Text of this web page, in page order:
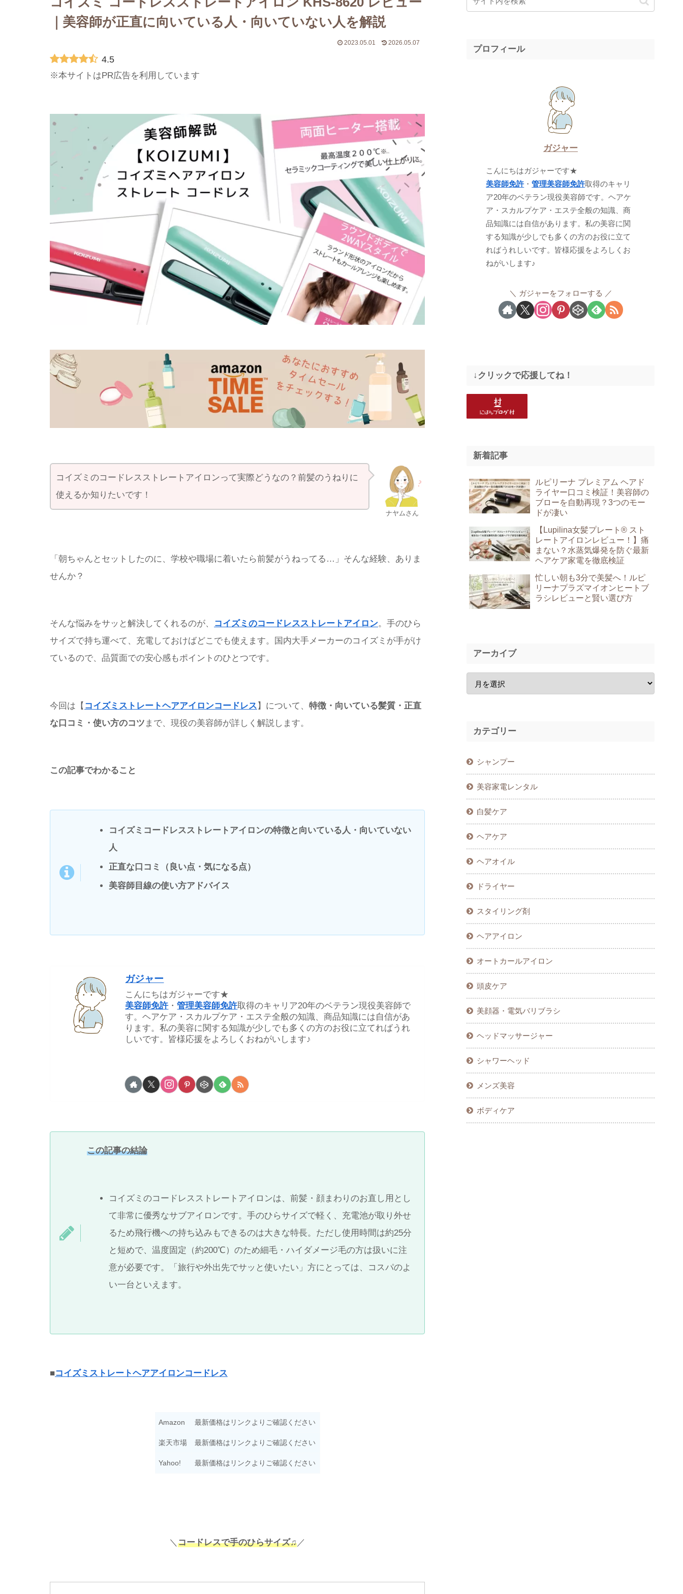
｜美容師が正直に向いている人・向いていない人を解説
2023.05.01 2026.05.07
4.5
※本サイトはPR広告を利用しています
ナヤムさん
コイズミのコードレスストレートアイロンって実際どうなの？前髪のうねりに
使えるか知りたいです！
「朝ちゃんとセットしたのに、学校や職場に着いたら前髪がうねってる…」そんな経験、ありま
せんか？
そんな悩みをサッと解決してくれるのが、 コイズミのコードレスストレートアイロン。手のひら
サイズで持ち運べて、充電しておけばどこでも使えます。国内大手メーカーのコイズミが手がけ
ているので、品質面での安心感もポイントのひとつです。
今回は【 コイズミストレートヘアアイロンコードレス 】について、 特徴・向いている髪質・正直
な口コミ・使い方のコツ まで、現役の美容師が詳しく解説します。
この記事でわかること
コイズミコードレスストレートアイロンの特徴と向いている人・向いていない
人
正直な口コミ（良い点・気になる点）
美容師目線の使い方アドバイス
ガジャー
こんにちはガジャーです★
美容師免許・管理美容師免許取得のキャリア20年のベテラン現役美容師で
す。ヘアケア・スカルプケア・エステ全般の知識、商品知識には自信があ
ります。私の美容に関する知識が少しでも多くの方のお役に立てればうれ
しいです。皆様応援をよろしくおねがいします♪
この記事の結論
コイズミのコードレスストレートアイロンは、前髪・顔まわりのお直し用とし
て非常に優秀なサブアイロンです。手のひらサイズで軽く、充電池が取り外せ
るため飛行機への持ち込みもできるのは大きな特長。ただし使用時間は約25分
と短めで、温度固定（約200℃）のため細毛・ハイダメージ毛の方は扱いに注
意が必要です。「旅行や外出先でサッと使いたい」方にとっては、コスパのよ
い一台といえます。
■コイズミストレートヘアアイロンコードレス
Amazon 最新価格はリンクよりご確認ください
楽天市場 最新価格はリンクよりご確認ください
Yahoo! 最新価格はリンクよりご確認ください
＼ コードレスで手のひらサイズ♫／
プロフィール
ガジャー
こんにちはガジャーです★
美容師免許・管理美容師免許取得のキャリ
ア20年のベテラン現役美容師です。ヘアケ
ア・スカルプケア・エステ全般の知識、商
品知識には自信があります。私の美容に関
する知識が少しでも多くの方のお役に立て
ればうれしいです。皆様応援をよろしくお
ねがいします♪
ガジャーをフォローする
↓クリックで応援してね！
新着記事
ルピリーナ プレミアム ヘアド
ライヤー口コミ検証！美容師の
ブローを自動再現？3つのモー
ドが凄い
【Lupilina女髪プレート® スト
レートアイロンレビュー！】痛
まない？水蒸気爆発を防ぐ最新
ヘアケア家電を徹底検証
忙しい朝も3分で美髪へ！ルピ
リーナプラズマイオンヒートブ
ラシレビューと賢い選び方
アーカイブ
カテゴリー
シャンプー
美容家電レンタル
白髪ケア
ヘアケア
ヘアオイル
ドライヤー
スタイリング剤
ヘアアイロン
オートカールアイロン
頭皮ケア
美顔器・電気バリブラシ
ヘッドマッサージャー
シャワーヘッド
メンズ美容
ボディケア